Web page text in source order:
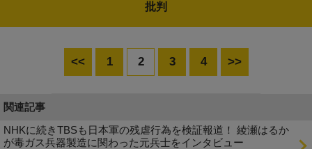
批判
<< 1 2 3 4 >>
関連記事
NHKに続きTBSも日本軍の残虐行為を検証報道！ 綾瀬はるか
が毒ガス兵器製造に関わった元兵士をインタビュー